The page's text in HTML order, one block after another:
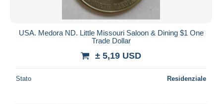
USA. Medora ND. Little Missouri Saloon & Dining $1 One
Trade Dollar
± 5,19 USD
Stato Residenziale